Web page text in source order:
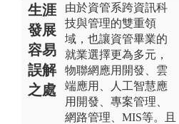
生涯
發展
容易
誤解
之處
由於資管系跨資訊科
技與管理的雙重領
域，也讓資管畢業的
就業選擇更為多元，
物聯網應用開發、雲
端應用、人工智慧應
用開發、專案管理、
網路管理、MIS等。且